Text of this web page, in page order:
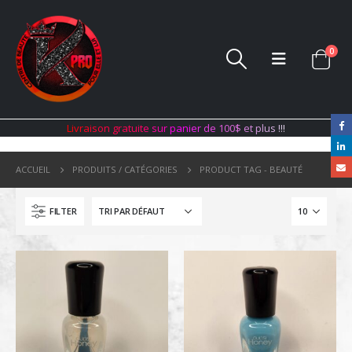
0
Livraison gratuite surpanier de 100$ etplus !!!
ACCUEIL PRODUITS / CATÉGORIES PRODUCT TAG - BEAUTÉ
FILTER